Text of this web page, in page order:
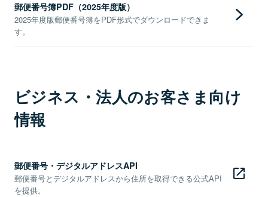
郵便番号簿PDF（2025年度版）
2025年度版郵便番号簿をPDF形式でダウンロードできま
す。
ビジネス・法人のお客さま向け
情報
郵便番号・デジタルアドレスAPI
郵便番号とデジタルアドレスから住所を取得できる公式API
を提供。